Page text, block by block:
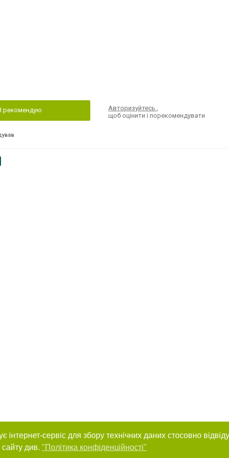
рекомендую Авторизуйтесь,
щоб оцінити і порекомендувати
сервіс для збору технічних даних стосовно
сайту див. "Політика конфіденційності"